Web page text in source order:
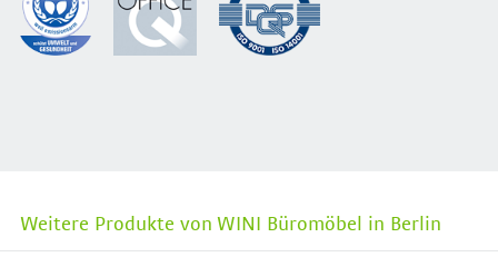
Weitere Produkte von WINI Büromöbel in Berlin